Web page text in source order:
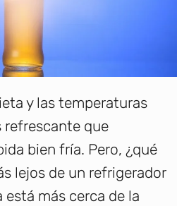
y las temperaturas
refrescante que
bien fría. Pero, ¿qué
lejos de un refrigerador
está más cerca de la